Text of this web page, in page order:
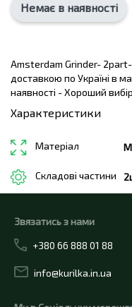
Немає в наявності
Amsterdam Grinder- 2part-
доставкою по Україні в
наявності - Хороший
Характеристики
Матеріал
Складові частини
Звязатись з нами
+380 66 888 01 88
info@kurilka.in.ua